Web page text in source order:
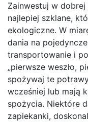
Zainwestuj w
najlepiej szklane,
ekologiczne. W
dania na
transportowanie i
„pierwsze weszło,
spożywaj te
wcześniej lub mają
spożycia. Niektóre
zapiekanki,